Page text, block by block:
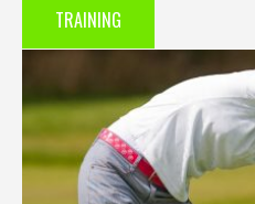
TRAINING